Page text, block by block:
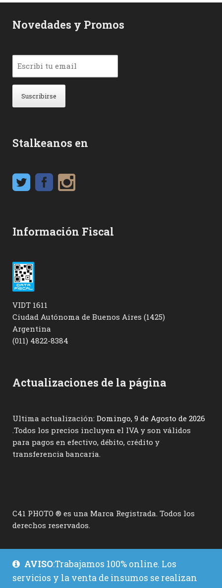
Novedades y Promos
Stalkeanos en
Información Fiscal
VIDT 1611
Ciudad Autónoma de Buenos Aires (1425)
Argentina
(011) 4822-8384
Actualizaciones de la página
Ultima actualización: Domingo, 9 de Agosto de 2026
.Todos los precios incluyen el IVA y son válidos
para pagos en efectivo, débito, crédito y
transferencia bancaria.
C41 PHOTO ® es una Marca Registrada. Todos los
derechos reservados.
AVISO:Trabajamos 100% online. Los
servicios y la venta de insumos se realizan